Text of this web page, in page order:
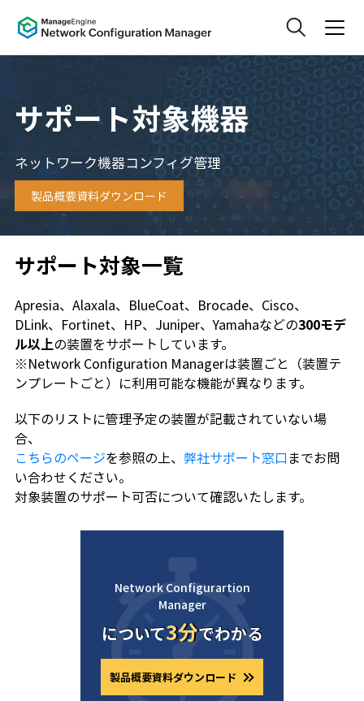
サポート対象機器
ネットワーク機器コンフィグ管理
製品概要資料ダウンロード
サポート対象一覧
Apresia、Alaxala、BlueCoat、Brocade、Cisco、
DLink、Fortinet、HP、Juniper、Yamahaなどの300モデ
ル以上の装置をサポートしています。
※Network Configuration Managerは装置ごと（装置テ
ンプレートごと）に利用可能な機能が異なります。
以下のリストに管理予定の装置が記載されていない場
合、
こちらのページを参照の上、 弊社サポート窓口 までお問
い合わせください。
対象装置のサポート可否について確認いたします。
Network Configurartion
Manager
について3分でわかる
製品概要資料ダウンロード